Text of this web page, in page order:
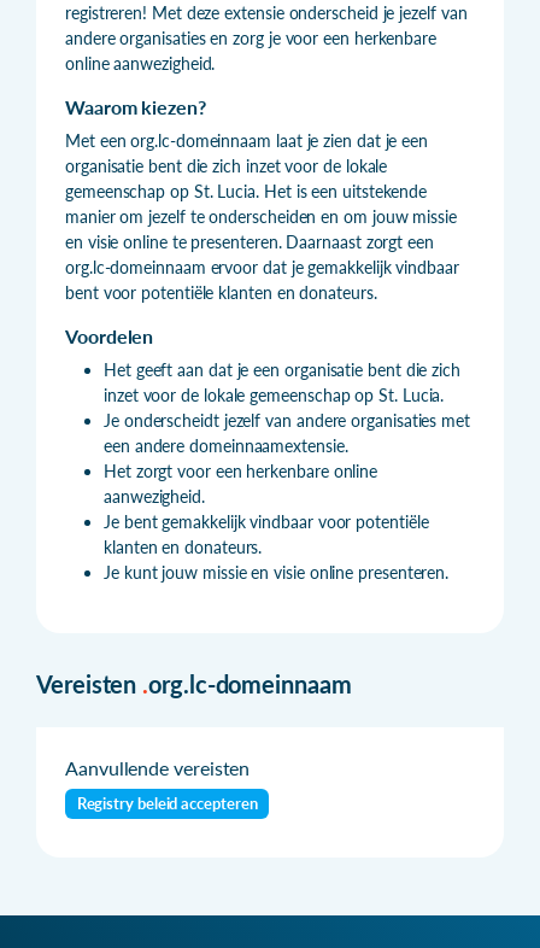
registreren! Met deze extensie onderscheid je jezelf van
andere organisaties en zorg je voor een herkenbare
online aanwezigheid.
Waarom kiezen?
Met een org.lc-domeinnaam laat je zien dat je een
organisatie bent die zich inzet voor de lokale
gemeenschap op St. Lucia. Het is een uitstekende
manier om jezelf te onderscheiden en om jouw missie
en visie online te presenteren. Daarnaast zorgt een
org.lc-domeinnaam ervoor dat je gemakkelijk vindbaar
bent voor potentiële klanten en donateurs.
Voordelen
Het geeft aan dat je een organisatie bent die zich
inzet voor de lokale gemeenschap op St. Lucia.
Je onderscheidt jezelf van andere organisaties met
een andere domeinnaamextensie.
Het zorgt voor een herkenbare online
aanwezigheid.
Je bent gemakkelijk vindbaar voor potentiële
klanten en donateurs.
Je kunt jouw missie en visie online presenteren.
Vereisten .org.lc-domeinnaam
Aanvullende vereisten
Registry beleid accepteren